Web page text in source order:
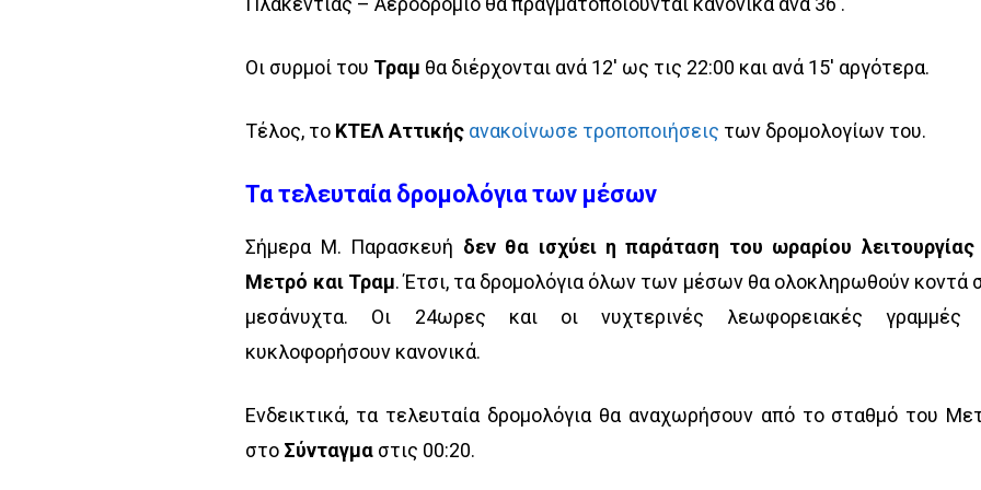
Οι συρμοί του Τραμ θα διέρχονται ανά 12′ ως τις 22:00 και ανά 15′ αργότερα.
Τέλος, το ΚΤΕΛ Αττικής ανακοίνωσε τροποποιήσεις των δρομολογίων του.
Τα τελευταία δρομολόγια των μέσων
Σήμερα Μ. Παρασκευή δεν θα ισχύει η παράταση του ωραρίου
Μετρό και Τραμ. Έτσι, τα δρομολόγια όλων των μέσων θα ολοκληρωθούν κοντά
μεσάνυχτα. Οι 24ωρες και οι νυχτερινές λεωφορειακές γραμμές
κυκλοφορήσουν κανονικά.
Ενδεικτικά, τα τελευταία δρομολόγια θα αναχωρήσουν από το σταθμό του
στο Σύνταγμα στις 00:20.